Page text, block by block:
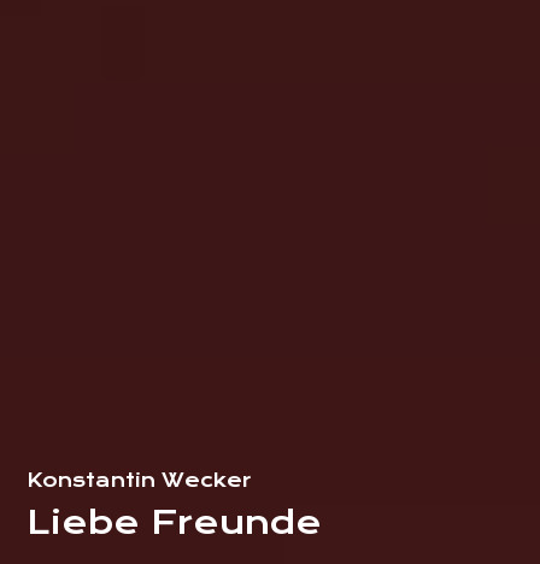
Konstantin Wecker
Liebe Freunde